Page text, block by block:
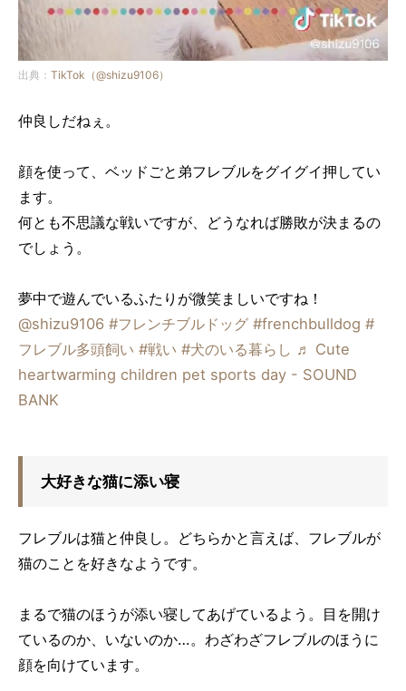
出典： TikTok（@shizu9106）
仲良しだねぇ。
顔を使って、ベッドごと弟フレブルをグイグイ押してい
ます。
何とも不思議な戦いですが、どうなれば勝敗が決まるの
でしょう。
夢中で遊んでいるふたりが微笑ましいですね！
@shizu9106 #フレンチブルドッグ #frenchbulldog #
フレブル多頭飼い #戦い #犬のいる暮らし ♬ Cute
heartwarming children pet sports day - SOUND
BANK
大好きな猫に添い寝
フレブルは猫と仲良し。どちらかと言えば、フレブルが
猫のことを好きなようです。
まるで猫のほうが添い寝してあげているよう。目を開け
ているのか、いないのか…。わざわざフレブルのほうに
顔を向けています。